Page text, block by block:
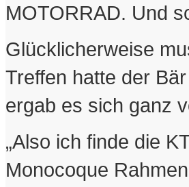
MOTORRAD. Und
Glücklicherweise
Treffen hatte der
ergab es sich ganz
„Also ich finde die
Monocoque